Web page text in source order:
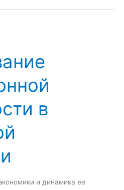
e
в
и динамика ее